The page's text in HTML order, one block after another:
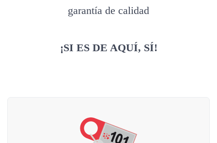
garantía de calidad
¡SI ES DE AQUÍ, SÍ!